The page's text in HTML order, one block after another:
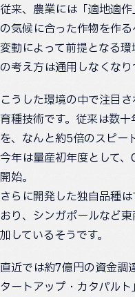
従来、農業には「適地適
の気候に合った作物を作
変動によって前提となる
の考え方は通用しなくなり
こうした環境の中で注目
育種技術です。従来は数
を、なんと約5倍のスピー
今年は量産初年度として
開始。
さらに開発した独自品種
おり、シンガポールなど
加しているそうです。
直近では約7億円の資金調
タートアップ・カタパル